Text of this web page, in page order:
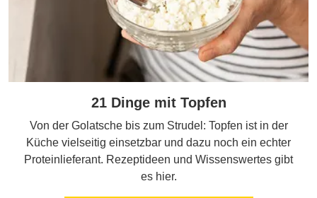
21 Dinge mit Topfen
Von der Golatsche bis zum Strudel: Topfen ist in der
Küche vielseitig einsetzbar und dazu noch ein echter
Proteinlieferant. Rezeptideen und Wissenswertes gibt
es hier.